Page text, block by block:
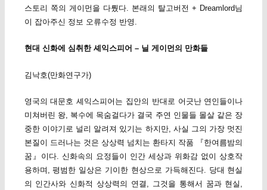
스토리 쪽의 게이먼을 다뤘다. 본래의 탈고버전 + Dreamlord님
이 잡아주신 정보 오류수정 반영.
현대 신화에 심취한 셰익스피어 – 닐 게이먼의 만화들
김낙호(만화연구가)
영국의 대문호 셰익스피어는 집안의 반대로 어긋난 연인들이나
미쳐버린 왕, 복수에 목숨걸다가 결국 주연 인물들 몰살 같은 장
중한 이야기로 널리 알려져 있기는 하지만, 사실 그의 가장 멋진
본질이 드러나는 것은 상상력 넘치는 환타지 작품 『한여름밤의
꿈』이다. 신화속의 요정들이 인간 세상과 위화감 없이 상호작
용하며, 평범한 일상은 기이한 현상으로 가득해진다. 당대 현실
의 인간사와 신화적 상상력의 연결, 그것을 통해서 꿈과 현실,